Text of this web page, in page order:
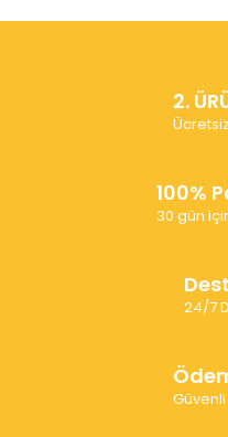
2.
100%
30 gün
24/7